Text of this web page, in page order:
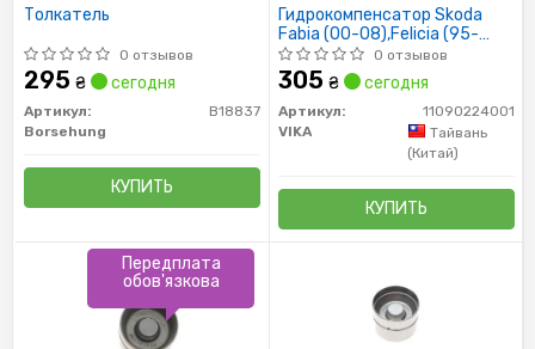
Толкатель
0 отзывов
295 ₴ сегодня
Артикул:
B18837
Borsehung
КУПИТЬ
Гидрокомпенсатор Skoda
Fabia (00-08),Felicia (95-
02),Octavia (96-10)/VWGolf
(82-
0 отзывов
305 ₴ сегодня
Артикул:
11090224001
VIKA
Тайвань
(Китай)
КУПИТЬ
Передплата
обов'язкова